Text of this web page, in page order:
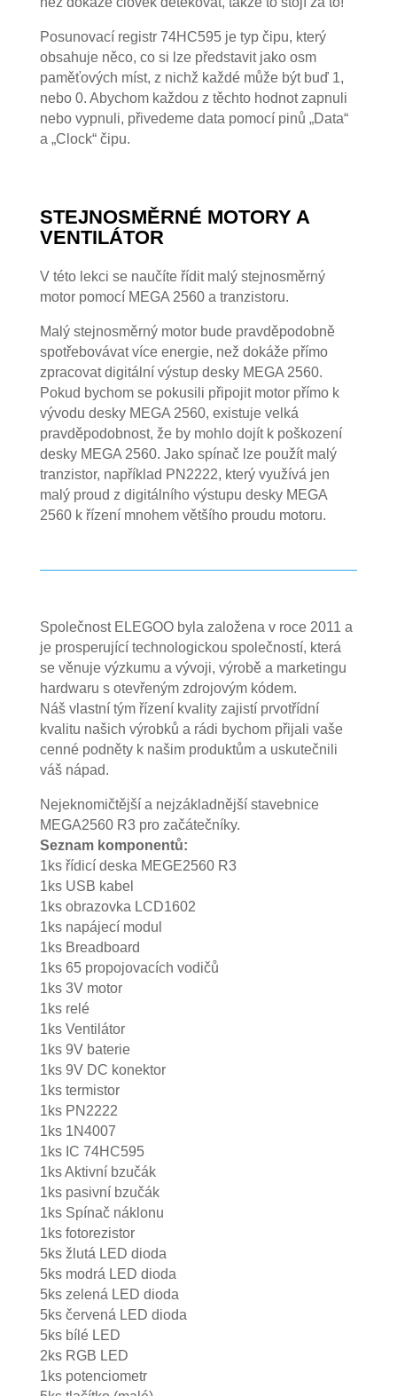
Posunovací registr 74HC595 je typ čipu, který
obsahuje něco, co si lze představit jako osm
paměťových míst, z nichž každé může být buď 1,
nebo 0. Abychom každou z těchto hodnot zapnuli
nebo vypnuli, přivedeme data pomocí pinů „Data“
a „Clock“ čipu.
STEJNOSMĚRNÉ MOTORY A
VENTILÁTOR
V této lekci se naučíte řídit malý stejnosměrný
motor pomocí MEGA 2560 a tranzistoru.
Malý stejnosměrný motor bude pravděpodobně
spotřebovávat více energie, než dokáže přímo
zpracovat digitální výstup desky MEGA 2560.
Pokud bychom se pokusili připojit motor přímo k
vývodu desky MEGA 2560, existuje velká
pravděpodobnost, že by mohlo dojít k poškození
desky MEGA 2560. Jako spínač lze použít malý
tranzistor, například PN2222, který využívá jen
malý proud z digitálního výstupu desky MEGA
2560 k řízení mnohem většího proudu motoru.
Společnost ELEGOO byla založena v roce 2011 a
je prosperující technologickou společností, která
se věnuje výzkumu a vývoji, výrobě a marketingu
hardwaru s otevřeným zdrojovým kódem.
Náš vlastní tým řízení kvality zajistí prvotřídní
kvalitu našich výrobků a rádi bychom přijali vaše
cenné podněty k našim produktům a uskutečnili
váš nápad.
Nejeknomičtější a nejzákladnější stavebnice
MEGA2560 R3 pro začátečníky.
Seznam komponentů:
1ks řídicí deska MEGE2560 R3
1ks USB kabel
1ks obrazovka LCD1602
1ks napájecí modul
1ks Breadboard
1ks 65 propojovacích vodičů
1ks 3V motor
1ks relé
1ks Ventilátor
1ks 9V baterie
1ks 9V DC konektor
1ks termistor
1ks PN2222
1ks 1N4007
1ks IC 74HC595
1ks Aktivní bzučák
1ks pasivní bzučák
1ks Spínač náklonu
1ks fotorezistor
5ks žlutá LED dioda
5ks modrá LED dioda
5ks zelená LED dioda
5ks červená LED dioda
5ks bílé LED
2ks RGB LED
1ks potenciometr